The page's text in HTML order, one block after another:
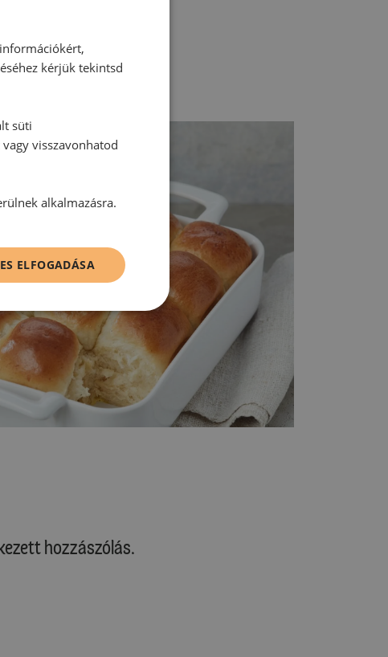
fogyasztani.
hozzászólás.
kérjük tekintsd
süti
visszavonhatod
alkalmazásra.
ELFOGADÁSA